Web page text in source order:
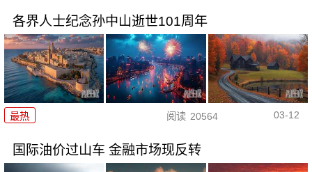
各界人士纪念孙中山逝世101周年
最热 阅读 20564 03-12
国际油价过山车 金融市场现反转